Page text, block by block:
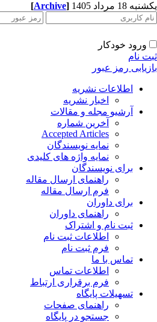
18 مرداد 1405 [Archive]
ورود خودکار
نام
رمز عبور
اطلاعات نشریه
اخبار نشریه
آرشیو مجله و مقالات
آخرین شماره
Accepted Articles
نمایه نویسندگان
نمایه واژه های کلیدی
برای نویسندگان
راهنمای ارسال مقاله
فرم ارسال مقاله
برای داوران
راهنمای داوران
ثبت نام و اشتراک
اطلاعات ثبت نام
فرم ثبت نام
تماس با ما
اطلاعات تماس
فرم برقراری ارتباط
تسهیلات پایگاه
راهنمای صفحات
جستجو در پایگاه